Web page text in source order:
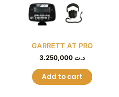
GARRETT AT PRO
د.ت
Add to cart